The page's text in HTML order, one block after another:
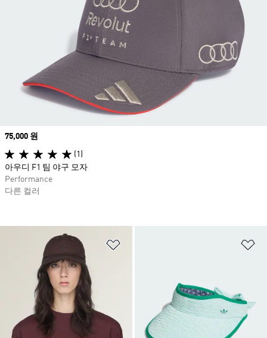
Price
75,000 원
(1)
아우디 F1 팀 야구 모자
Performance
다른 컬러